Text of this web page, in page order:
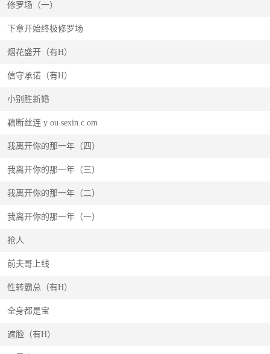
遮脸（有H）
全身都是宝
性转霸总（有H）
前夫哥上线
抢人
我离开你的那一年（一）
我离开你的那一年（二）
我离开你的那一年（三）
我离开你的那一年（四）
藕断丝连 y ou sexin.c om
小别胜新婚
信守承诺（有H）
烟花盛开（有H）
下章开始终极修罗场
修罗场（一）